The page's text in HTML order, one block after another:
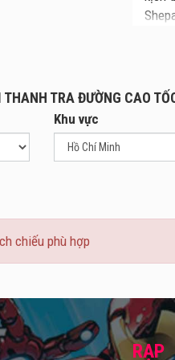
giao
rất
và
TRA ĐƯỜNG CAO
Khu vực
chiếu phù hợp
RẠP